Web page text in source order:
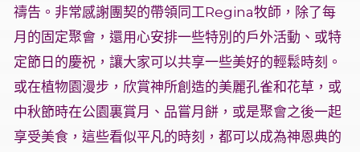
禱告。非常感謝團契的帶領同工Regina牧師，除了每
月的固定聚會，還用心安排一些特別的戶外活動、或特
定節日的慶祝，讓大家可以共享一些美好的輕鬆時刻。
或在植物園漫步，欣賞神所創造的美麗孔雀和花草，或
中秋節時在公園裏賞月、品嘗月餅，或是聚會之後一起
享受美食，這些看似平凡的時刻，都可以成為神恩典的